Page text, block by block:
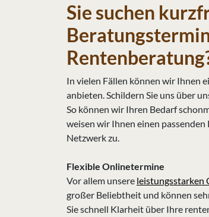
Sie suchen
In vielen Fällen können wir Ihnen
anbieten. Schildern Sie uns über
So können wir Ihren Bedarf
weisen wir Ihnen einen
Netzwerk zu.
Flexible Onlinetermine
Vor allem unsere leistungsstarken
großer Beliebtheit und können
Sie schnell Klarheit über Ihre